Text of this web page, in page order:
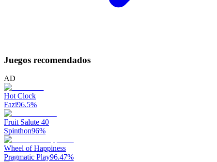
Juegos recomendados
AD
Hot Clock
Fazi96.5%
Fruit Salute 40
Spinthon96%
Wheel of Happiness
Pragmatic Play96.47%